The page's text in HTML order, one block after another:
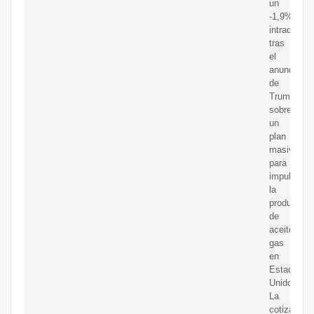
un
-1,9%
intradiario
tras
el
anuncio
de
Trump
sobre
un
plan
masivo
para
impulsar
la
producción
de
aceitey
gas
en
Estados
Unidos.
La
cotización